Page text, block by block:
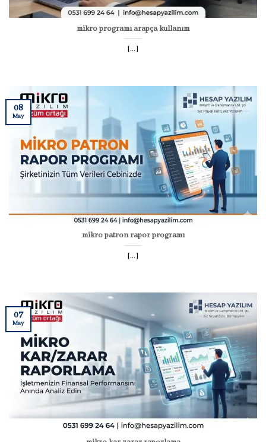
mikro programı arapça kullanım
[...]
mikro patron rapor programı
[...]
08
May
07
May